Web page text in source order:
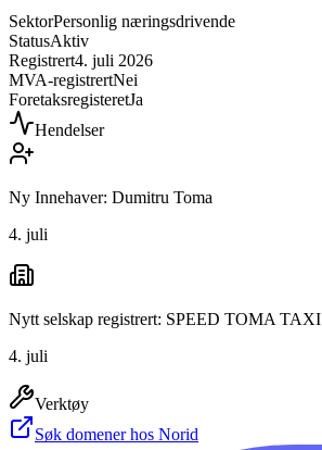
SektorPersonlig næringsdrivende
StatusAktiv
Registrert4. juli 2026
MVA-registrertNei
ForetaksregisteretJa
Hendelser
Ny Innehaver: Dumitru Toma
4. juli
Nytt selskap registrert: SPEED TOMA TAXI
4. juli
Verktøy
Søk domener hos Norid